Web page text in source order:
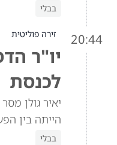
בבלי
20:44 זירה פוליטית
יו"ר
לכנסת
יאיר גולן
הייתה בין
בבלי